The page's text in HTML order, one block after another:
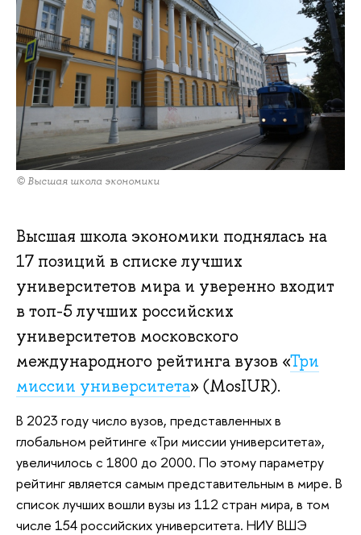
© Высшая школа экономики
Высшая школа экономики поднялась на
17 позиций в списке лучших
университетов мира и уверенно входит
в топ-5 лучших российских
университетов московского
международного рейтинга вузов «Три
миссии университета» (MosIUR).
В 2023 году число вузов, представленных в
глобальном рейтинге «Три миссии университета»,
увеличилось с 1800 до 2000. По этому параметру
рейтинг является самым представительным в мире. В
список лучших вошли вузы из 112 стран мира, в том
числе 154 российских университета. НИУ ВШЭ